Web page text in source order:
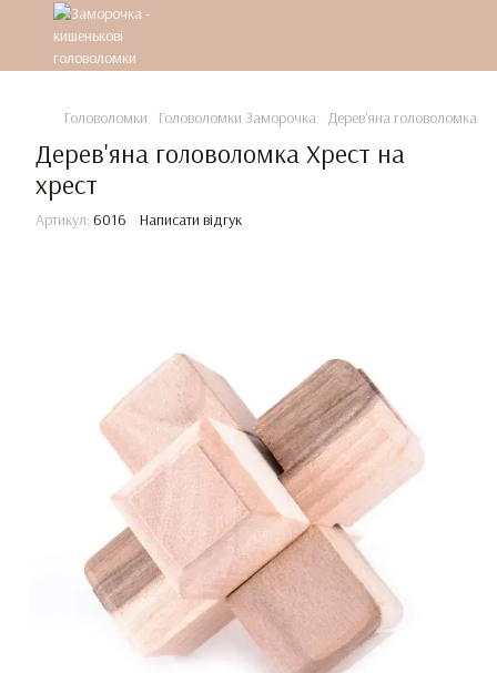
Головоломки Головоломки Заморочка Дерев'яна головоломка
Дерев'яна головоломка Хрест на
хрест
Артикул: 6016 Написати відгук